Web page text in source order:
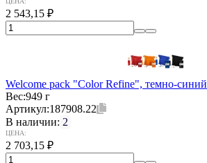
2 543,15 ₽
Welcome pack "Color Refine", темно-синий
Вес:949 г
Артикул:187908.22
В наличии: 2
ЦЕНА:
2 703,15 ₽